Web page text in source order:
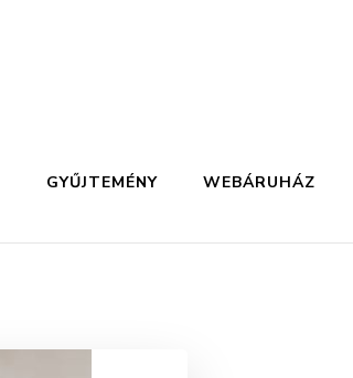
GYŰJTEMÉNY WEBÁRUHÁZ